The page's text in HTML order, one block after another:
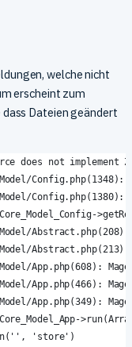
welche nicht
erscheint zum
Dateien geändert
does not implement
Config.php(1348):
Config.php(1380):
App.php(608):
App.php(466):
App.php(349):
'store')